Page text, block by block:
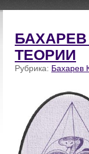
ТЕОРИИ
Рубрика: Бахарев